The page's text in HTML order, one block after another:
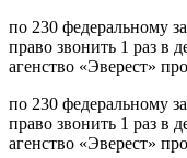
по 230 федеральному
право звонить 1 раз в
агенство «Эверест»
по 230 федеральному
право звонить 1 раз в
агенство «Эверест»